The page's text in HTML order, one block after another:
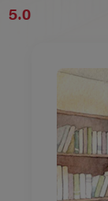
5.0